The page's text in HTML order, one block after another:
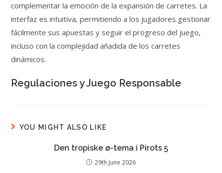
complementar la emoción de la expansión de carretes. La
interfaz es intuitiva, permitiendo a los jugadores gestionar
fácilmente sus apuestas y seguir el progreso del juego,
incluso con la complejidad añadida de los carretes
dinámicos.
Regulaciones y Juego Responsable
YOU MIGHT ALSO LIKE
Den tropiske ø-tema i Pirots 5
29th June 2026